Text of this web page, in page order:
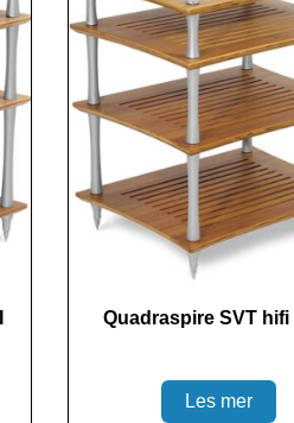
Quadraspire SVT
Les mer